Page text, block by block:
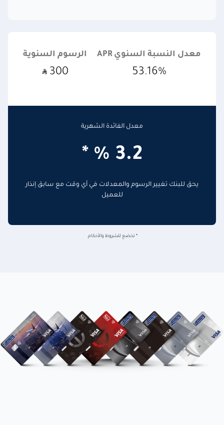
معدل النسبة السنوي APR
53.16%
الرسوم السنوية
300
معدل الفائدة الشهرية
3.2 % *
يحق للبنك تغيير الرسوم والمعدلات في أي وقت مع سابق إنذار
للعميل
* تخضع للشروط والأحكام.